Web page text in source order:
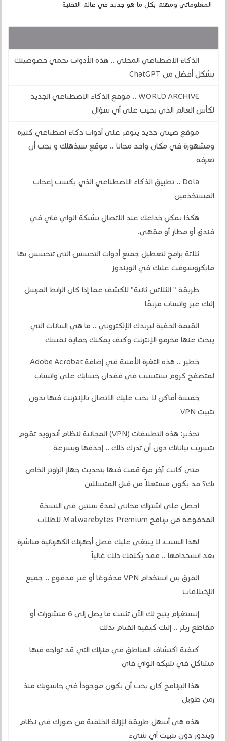
المعلوماتي ومهتم بكل ما هو جديد في عالم التقنية
الذكاء الاصطناعي المحلي .. هذه الأدوات تحمي خصوصيتك
بشكل أفضل من ChatGPT
WORLD ARCHIVE .. موقع الذكاء الاصطناعي الجديد
لكأس العالم الذي يجيب على أي سؤال
موقع صيني جديد يتوفر على أدوات ذكاء اصطناعي كثيرة
ومشهورة في مكان واحد مجانا .. موقع سيذهلك و يجب أن
تعرفه
Dola .. تطبيق الذكاء الاصطناعي الذي يكسب إعجاب
المستخدمين
هكذا يمكن خداعك عند الاتصال بشبكة الواي فاي في
فندق أو مطار أو مقهى.
ثلاثة برامج لتعطيل جميع أدوات التجسس التي تتجسس بها
مايكروسوفت عليك في الويندوز
طريقة " الثلاثين ثانية" للكشف عما إذا كان الرابط المرسل
إليك عبر واتساب مزيفًا
القيمة الخفية لبريدك الإلكتروني .. ما هي البيانات التي
يبحث عنها مجرمو الإنترنت وكيف يمكنك حماية نفسك
خطير .. هذه الثغرة الأمنية في إضافة Adobe Acrobat
لمتصفح كروم ستتسبب في فقدان حسابك على واتساب
خمسة أماكن لا يجب عليك الاتصال بالإنترنت فيها بدون
تثبيت VPN
تحذير: هذه التطبيقات (VPN) المجانية لنظام أندرويد تقوم
بتسريب بياناتك دون أن تدرك ذلك .. إحذفها وبسرعة
متى كانت آخر مرة قمت فيها بتحديث جهاز الراوتر الخاص
بك؟ قد يكون مستغلاً من قبل المتسللين
احصل على اشتراك مجاني لمدة سنتين في النسخة
المدفوعة من برنامج Malwarebytes Premium للطلاب
لهذا السبب، لا ينبغي عليك فصل أجهزتك الكهربائية مباشرة
بعد استخدامها .. فقد يكلفك ذلك غالياً
الفرق بين استخدام VPN مدفوعًا أو غير مدفوع .. جميع
الإختلافات
إنستغرام يتيح لك الآن تثبيت ما يصل إلى 6 منشورات أو
مقاطع ريلز .. إليك كيفية القيام بذلك
كيفية اكتشاف المناطق في منزلك التي قد تواجه فيها
مشاكل في شبكة الواي فاي
هذا البرنامج كان يجب أن يكون موجوداً في حاسوبك منذ
زمن طويل
هذه هي أسهل طريقة لإزالة الخلفية من صورك في نظام
ويندوز دون تثبيت أي شيء